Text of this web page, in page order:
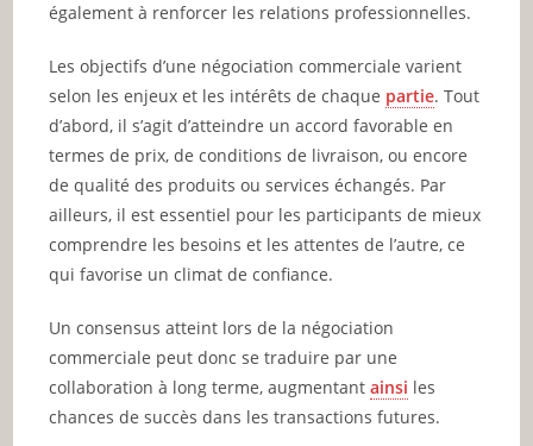
également à renforcer les relations professionnelles.
Les objectifs d’une négociation commerciale varient
selon les enjeux et les intérêts de chaque partie. Tout
d’abord, il s’agit d’atteindre un accord favorable en
termes de prix, de conditions de livraison, ou encore
de qualité des produits ou services échangés. Par
ailleurs, il est essentiel pour les participants de mieux
comprendre les besoins et les attentes de l’autre, ce
qui favorise un climat de confiance.
Un consensus atteint lors de la négociation
commerciale peut donc se traduire par une
collaboration à long terme, augmentantainsi les
chances de succès dans les transactions futures.